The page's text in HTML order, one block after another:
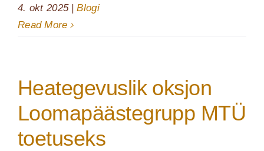
4. okt 2025 | Blogi
Read More
Heategevuslik oksjon
Loomapäästegrupp MTÜ
toetuseks